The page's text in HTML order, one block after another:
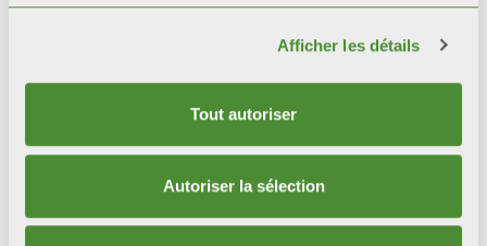
Afficher les détails
Tout autoriser
Autoriser la sélection
Produits
connexes